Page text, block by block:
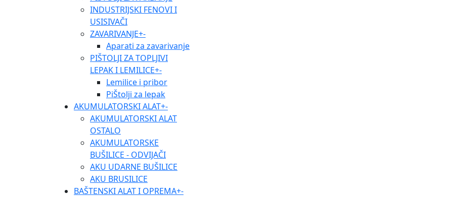
INDUSTRIJSKI FENOVI I
USISIVAČI
ZAVARIVANJE+-
Aparati za zavarivanje
PIŠTOLJI ZA TOPLJIVI
LEPAK I LEMILICE+-
Lemilice i pribor
PiŠtolji za lepak
AKUMULATORSKI ALAT+-
AKUMULATORSKI ALAT
OSTALO
AKUMULATORSKE
BUŠILICE - ODVIJAČI
AKU UDARNE BUŠILICE
AKU BRUSILICE
BAŠTENSKI ALAT I OPREMA+-